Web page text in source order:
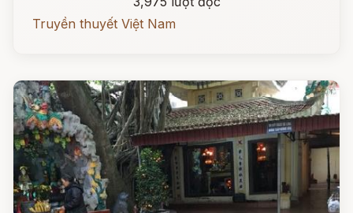
Truyền thuyết Việt Nam